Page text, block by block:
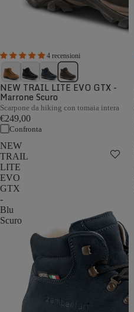
4 recensioni
NEW TRAIL LITE EVO GTX -
Marrone Scuro
Scarpone da hiking con tomaia intera
€249,00
Confronta
NEW
TRAIL
LITE
EVO
GTX
-
Blu
Scuro